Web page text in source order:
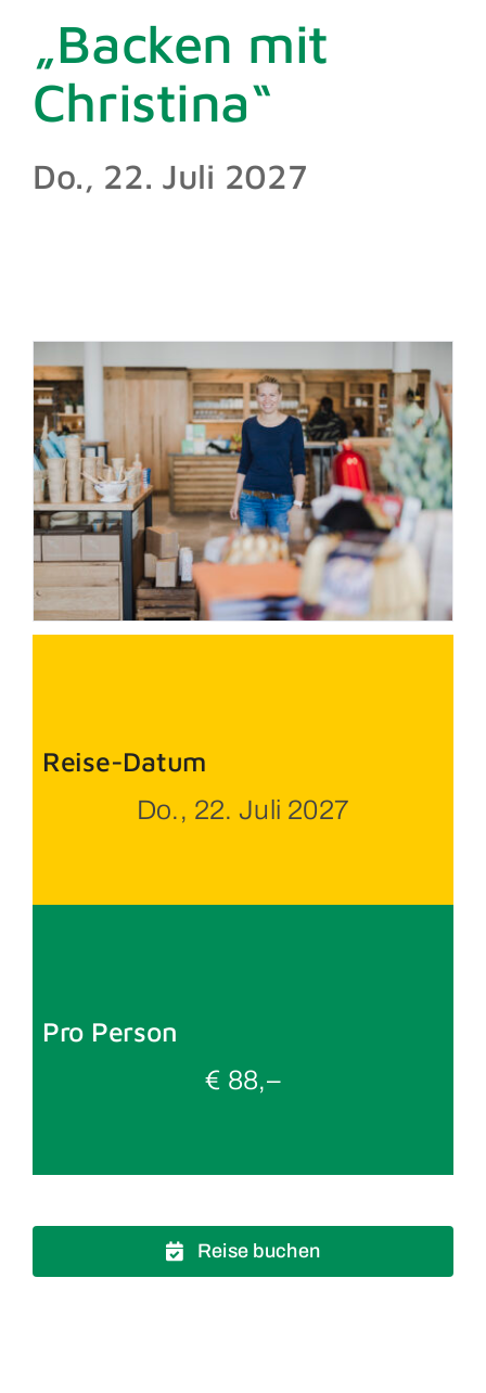
Kontakt
„Backen mit
Christina“
Do., 22. Juli 2027
Reise-Datum
Do., 22. Juli 2027
Pro Person
€ 88,–
Reise buchen